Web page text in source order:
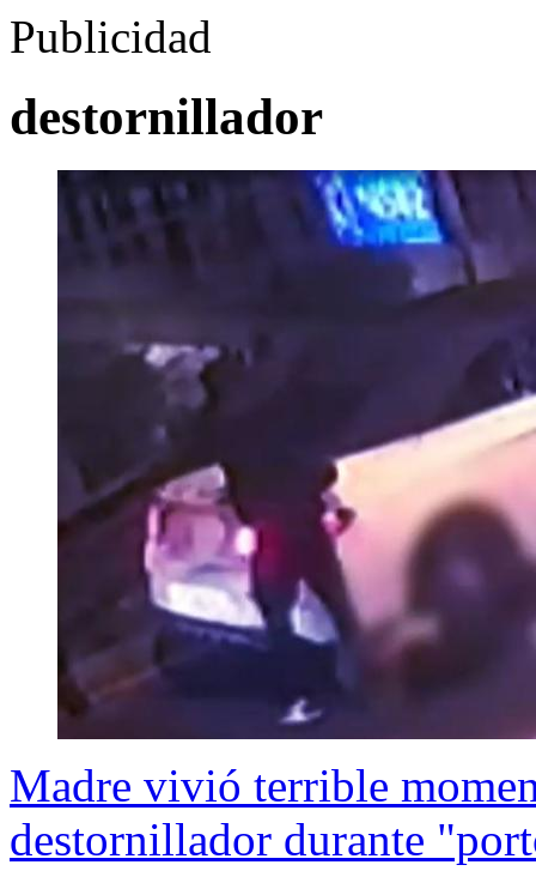
Publicidad
destornillador
Madre vivió terrible
destornillador durante